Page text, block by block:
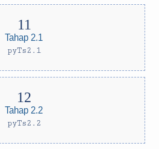
Tahap 2.1
pyTs2.1
Tahap 2.2
pyTs2.2